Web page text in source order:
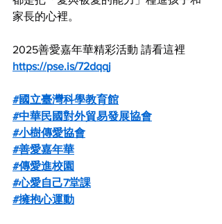
家長的心裡。
2025善愛嘉年華精彩活動 請看這裡
https://pse.is/72dqqj
#國立臺灣科學教育館
#中華民國對外貿易發展協會
#小樹傳愛協會
#善愛嘉年華
#傳愛進校園
#心愛自己7堂課
#擁抱心運動